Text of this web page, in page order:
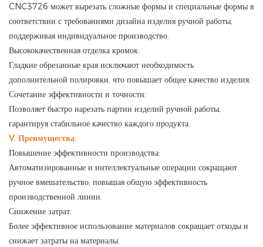
CNC3726 может вырезать сложные формы и специальные формы в
соответствии с требованиями дизайна изделия ручной работы,
поддерживая индивидуальное производство.
Высококачественная отделка кромок:
Гладкие обрезанные края исключают необходимость
дополнительной полировки, что повышает общее качество изделия.
Сочетание эффективности и точности:
Позволяет быстро нарезать партии изделий ручной работы,
гарантируя стабильное качество каждого продукта.
V. Преимущества:
Повышение эффективности производства:
Автоматизированные и интеллектуальные операции сокращают
ручное вмешательство, повышая общую эффективность
производственной линии.
Снижение затрат:
Более эффективное использование материалов сокращает отходы и
снижает затраты на материалы.